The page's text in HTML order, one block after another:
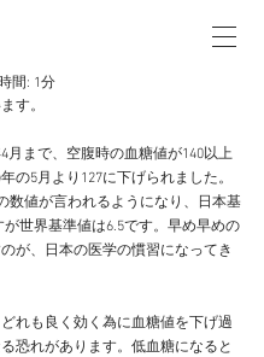
間: 1分
す。
月まで、空腹時の血糖値が140以上
の5月より127に下げられました。
数値が言われるようになり、日本基
が世界基準値は6.5です。早め早めの
が、日本の医学の慣習になってき
れも良く効く為に血糖値を下げ過
恐れがあります。低血糖になると